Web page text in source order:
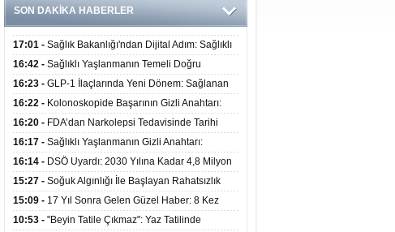
SON DAKİKA HABERLER
17:01 - Sağlık Bakanlığı'ndan Dijital Adım: Sağlıklı
Hayat Merkezlerinde Uzaktan Danışmanlık Dönemi
Başladı
16:42 - Sağlıklı Yaşlanmanın Temeli Doğru
Beslenmeden Geçiyor: İleri Yaşta Hangi Besin
Öğelerine İhtiyaç Duyuluyor?
16:23 - GLP-1 İlaçlarında Yeni Dönem: Sağlanan
Faydalar Yalnızca Kilo Kaybıyla Sınırlı Değil
16:22 - Kolonoskopide Başarının Gizli Anahtarı:
Yetersiz Bağırsak Temizliği Poliplerin Gözden
Kaçmasına Neden Oluyor
16:20 - FDA’dan Narkolepsi Tedavisinde Tarihi
Onay: Oreksin Sistemini Hedefleyen İlk İlaç
Kullanıma Sunuldu
16:17 - Sağlıklı Yaşlanmanın Gizli Anahtarı:
Düzenli Kuvvet Antrenmanı Kas Ve Kemik Sağlığını
Koruyor
16:14 - DSÖ Uyardı: 2030 Yılına Kadar 4,8 Milyon
Hemşire ve Ebe Açığı Oluşabilir
15:27 - Soğuk Algınlığı İle Başlayan Rahatsızlık
Karaciğer Yetmezliği Çıktı: 17 Yıl Sonra Nakille
Hayata Tutundu
15:09 - 17 Yıl Sonra Gelen Güzel Haber: 8 Kez
Reddedilen Hastaya 9'uncu Çağrıda Nakil Yapıldı
10:53 - "Beyin Tatile Çıkmaz": Yaz Tatilinde